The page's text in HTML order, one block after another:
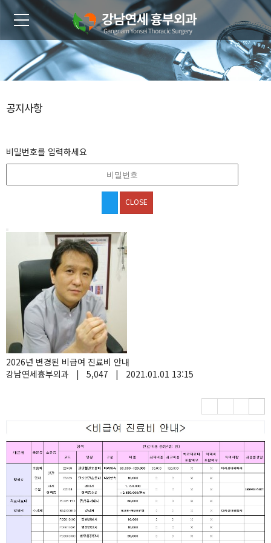
공지사항
비밀번호를 입력하세요
CLOSE
2026년 변경된 비급여 진료비 안내
강남연세흉부외과
| 5,047 | 2021.01.01 13:15